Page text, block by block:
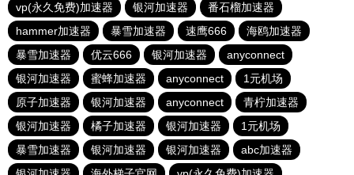
vp(永久免费)加速器
银河加速器
番石榴加速器
hammer加速器
暴雪加速器 速鹰666
海鸥加速器
暴雪加速器
优云666 银河加速器
anyconnect
银河加速器
蜜蜂加速器 anyconnect
1元机场
原子加速器
银河加速器 anyconnect
青柠加速器
银河加速器
橘子加速器 银河加速器
1元机场
暴雪加速器
银河加速器 银河加速器
abc加速器